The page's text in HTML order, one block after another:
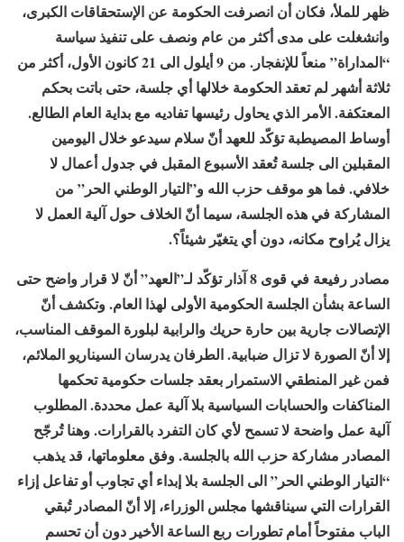
ظهر للملأ، فكان أن انصرفت الحكومة عن الإستحقاقات الكبرى،
وانشغلت على مدى أكثر من عام ونصف على تنفيذ سياسة
“المداراة” منعاً للإنفجار. من 9 أيلول الى 21 كانون الأول، أكثر من
ثلاثة أشهر لم تعقد الحكومة خلالها أي جلسة، حتى باتت بحكم
المعتكفة. الأمر الذي يحاول رئيسها تفاديه مع بداية العام الطالع.
أوساط المصيطبة تؤكّد للعهد أنّ سلام سيدعو خلال اليومين
المقبلين الى جلسة تُعقد الأسبوع المقبل في جدول أعمال لا
خلافي. فما هو موقف حزب الله و”التيار الوطني الحر” من
المشاركة في هذه الجلسة، سيما أنّ الخلاف حول آلية العمل لا
يزال يُراوح مكانه، دون أي يتغيّر شيئاً؟.
مصادر رفيعة في قوى 8 آذار تؤكّد لـ”العهد” أنّ لا قرار واضح حتى
الساعة بشأن الجلسة الحكومية الأولى لهذا العام. وتكشف أنّ
الإتصالات جارية بين حارة حريك والرابية لبلورة الموقف المناسب،
إلا أنّ الصورة لا تزال ضبابية. الطرفان يدرسان السيناريو الملائم،
فمن غير المنطقي الاستمرار بعقد جلسات حكومية تحكمها
المناكفات والحسابات السياسية بلا آلية عمل محددة. المطلوب
آلية عمل واضحة لا تسمح لأي كان التفرد بالقرارات. وهنا تُرجّح
المصادر مشاركة حزب الله بالجلسة. وفق معلوماتها، قد يذهب
“التيار الوطني الحر” الى الجلسة بلا إبداء أي تجاوب أو تفاعل إزاء
القرارات التي سيناقشها مجلس الوزراء، إلا أنّ المصادر تُبقي
الباب مفتوحاً أمام تطورات ربع الساعة الأخير دون أن تحسم